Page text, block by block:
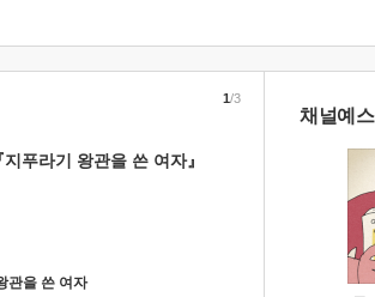
푸라기 왕관을 쓴 여자』
관을 쓴 여자
1/3
채널예스